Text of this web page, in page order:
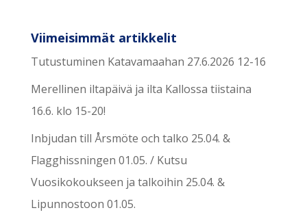
Viimeisimmät artikkelit
Tutustuminen Katavamaahan 27.6.2026 12-16
Merellinen iltapäivä ja ilta Kallossa tiistaina
16.6. klo 15-20!
Inbjudan till Årsmöte och talko 25.04. &
Flagghissningen 01.05. / Kutsu
Vuosikokoukseen ja talkoihin 25.04. &
Lipunnostoon 01.05.